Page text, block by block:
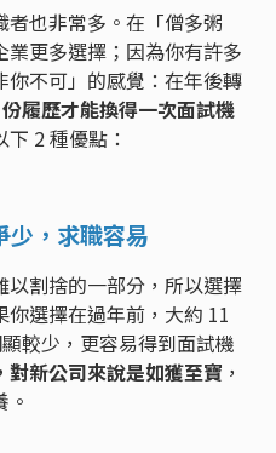
也非常多。在「僧多粥
更多選擇；因為你有許多
不可」的感覺：在年後轉
履歷才能換得一次面試機
2 種優點：
少，求職容易
割捨的一部分，所以選擇
選擇在過年前，大約 11
較少，更容易得到面試機
新公司來說是如獲至寶 ，